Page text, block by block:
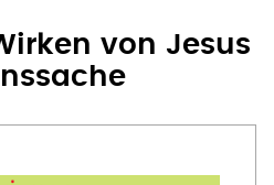
von Jesus